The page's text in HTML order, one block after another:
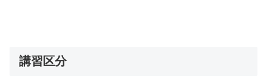
講習区分